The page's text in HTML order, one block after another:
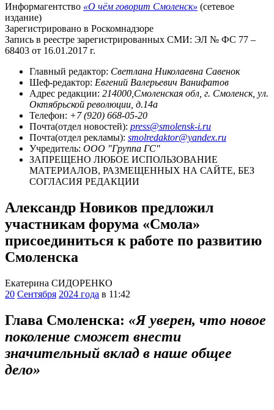
Информагентство «О чём говорит Смоленск» (сетевое
издание)
Зарегистрировано в Роскомнадзоре
Запись в реестре зарегистрированных СМИ: ЭЛ № ФС 77 –
68403 от 16.01.2017 г.
Главный редактор: Светлана Николаевна Савенок
Шеф-редактор: Евгений Валерьевич Ванифатов
Адрес редакции: 214000,Смоленская обл, г. Смоленск, ул.
Октябрьской революции, д.14а
Телефон: +7 (920) 668-05-20
Почта(отдел новостей): press@smolensk-i.ru
Почта(отдел рекламы): smolredaktor@yandex.ru
Учредитель: ООО "Группа ГС"
ЗАПРЕЩЕНО ЛЮБОЕ ИСПОЛЬЗОВАНИЕ
МАТЕРИАЛОВ, РАЗМЕЩЕННЫХ НА САЙТЕ, БЕЗ
СОГЛАСИЯ РЕДАКЦИИ
Александр Новиков предложил
участникам форума «Смола»
присоединиться к работе по развитию
Смоленска
Екатерина СИДОРЕНКО
20 Сентября 2024 года в 11:42
Глава Смоленска: «Я уверен, что новое
поколение сможет внести
значительный вклад в наше общее
дело»